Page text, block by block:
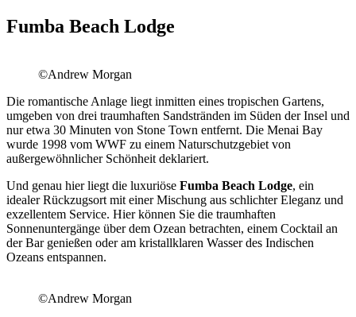
Fumba Beach Lodge
©Andrew Morgan
Die romantische Anlage liegt inmitten eines tropischen Gartens,
umgeben von drei traumhaften Sandstränden im Süden der Insel und
nur etwa 30 Minuten von Stone Town entfernt. Die Menai Bay
wurde 1998 vom WWF zu einem Naturschutzgebiet von
außergewöhnlicher Schönheit deklariert.
Und genau hier liegt die luxuriöse Fumba Beach Lodge, ein
idealer Rückzugsort mit einer Mischung aus schlichter Eleganz und
exzellentem Service. Hier können Sie die traumhaften
Sonnenuntergänge über dem Ozean betrachten, einem Cocktail an
der Bar genießen oder am kristallklaren Wasser des Indischen
Ozeans entspannen.
©Andrew Morgan